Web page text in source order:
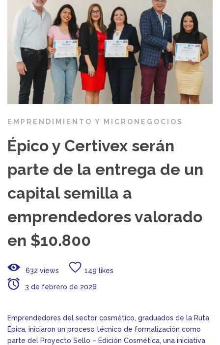
EMPRENDIMIENTO Y MICRONEGOCIOS
Épico y Certivex serán
parte de la entrega de un
capital semilla a
emprendedores valorado
en $10.800
632 views 149 likes
3 de febrero de 2026
Emprendedores del sector cosmético, graduados de la Ruta
Épica, iniciaron un proceso técnico de formalización como
parte del Proyecto Sello – Edición Cosmética, una iniciativa